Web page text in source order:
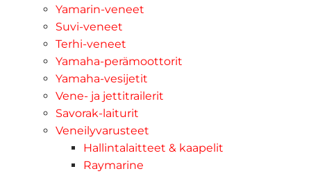
Yamarin-veneet
Suvi-veneet
Terhi-veneet
Yamaha-perämoottorit
Yamaha-vesijetit
Vene- ja jettitrailerit
Savorak-laiturit
Veneilyvarusteet
Hallintalaitteet & kaapelit
Raymarine